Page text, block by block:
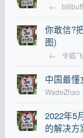
← billbuff
你敢信?
图)
← 令狐
中国最懂
WadeZhao
2022年5
的解决方